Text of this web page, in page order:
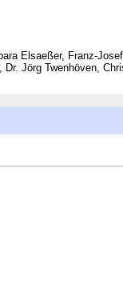
Elsaeßer, Franz-
Jörg Twenhöven,